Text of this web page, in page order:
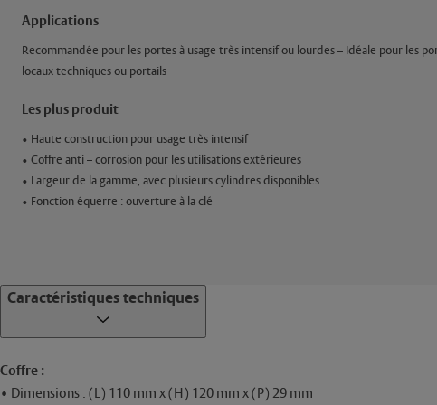
Applications
Recommandée pour les portes à usage très intensif ou lourdes – Idéale pour les
locaux techniques ou portails
Les plus produit
• Haute construction pour usage très intensif
• Coffre anti – corrosion pour les utilisations extérieures
• Largeur de la gamme, avec plusieurs cylindres disponibles
• Fonction équerre : ouverture à la clé
Caractéristiques techniques
Coffre :
• Dimensions : (L) 110 mm x (H) 120 mm x (P) 29 mm